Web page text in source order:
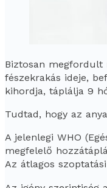
Biztosan megfordult
fészekrakás ideje,
kihordja, táplálja 9
Tudtad, hogy az
A jelenlegi WHO
megfelelő
Az átlagos